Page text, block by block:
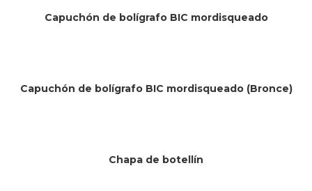
Capuchón de bolígrafo BIC mordisqueado
Capuchón de bolígrafo BIC mordisqueado (Bronce)
Chapa de botellín